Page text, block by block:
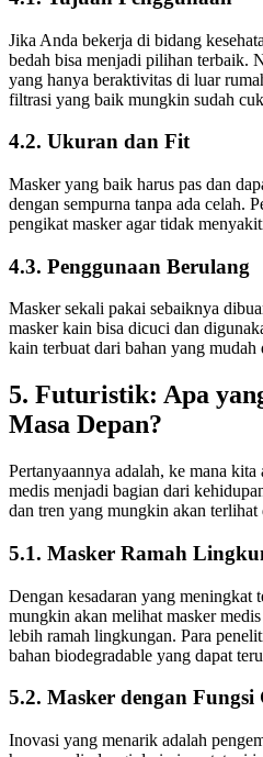
Jika Anda bekerja di bidang
bedah bisa menjadi pilihan terbaik.
yang hanya beraktivitas di luar
filtrasi yang baik mungkin sudah
4.2. Ukuran dan Fit
Masker yang baik harus pas dan
dengan sempurna tanpa ada celah.
pengikat masker agar tidak
4.3. Penggunaan Berulang
Masker sekali pakai sebaiknya
masker kain bisa dicuci dan
kain terbuat dari bahan yang
5. Futuristik: Apa
Masa Depan?
Pertanyaannya adalah, ke mana
medis menjadi bagian dari
dan tren yang mungkin akan terlihat
5.1. Masker Ramah
Dengan kesadaran yang meningkat
mungkin akan melihat masker
lebih ramah lingkungan. Para
bahan biodegradable yang dapat
5.2. Masker dengan Fungsi
Inovasi yang menarik adalah